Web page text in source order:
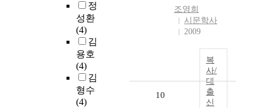
정
성환
(4)
김
용호
(4)
김
형수
(4)
조영희
시문학사
2009
복
사/
대
출
신
10